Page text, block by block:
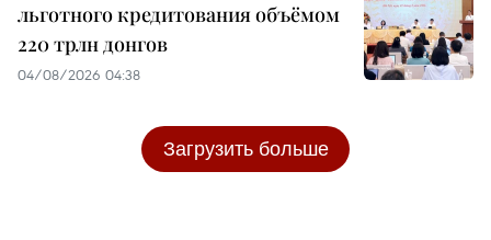
льготного кредитования объёмом
220 трлн донгов
04/08/2026 04:38
Загрузить больше